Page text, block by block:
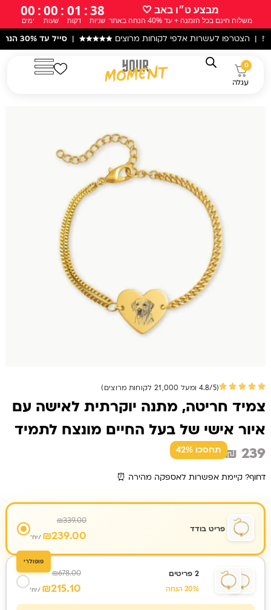
לתוכן
מבצע ט״ו באב 🤍
משלוח חינם בכל הזמנה + עד 40% הנחה באתר
37
שניות
:
01
דקות
:
00
שעות
:
00
ימים
לעשרות אלפי לקוחות מרוצים★★★★★
|סייל עד 30% הנחה באתר!
0
עגלה
(4.8/5 ומעל 21,000 לקוחות מרוצים)
צמיד חריטה, מתנה יוקרתית לאישה עם
איור אישי של בעל החיים מונצח לתמיד
₪ 239 תחסכו 42%
דחוף? קיימת אפשרות לאספקה מהירה ⏰
פריט בודד
₪339.00
₪239.00 /יח'
פופולרי
2 פריטים
20% הנחה
₪678.00
₪215.10 /יח'